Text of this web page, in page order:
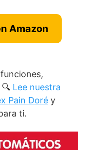
Amazon
Lee nuestra
Pain Doré y
ti.